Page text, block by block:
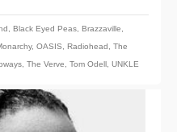
Black Eyed Peas Brazzaville
, OASIS Radiohead
The
The Verve Tom Odell UNKLE